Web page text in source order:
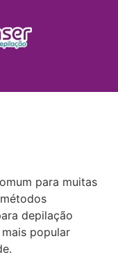
para muitas
depilação
popular